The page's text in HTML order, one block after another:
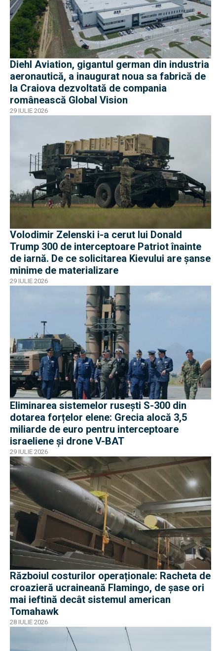
Diehl Aviation, gigantul german din industria
aeronautică, a inaugurat noua sa fabrică de
la Craiova dezvoltată de compania
românească Global Vision
29 IULIE 2026
Volodimir Zelenski i-a cerut lui Donald
Trump 300 de interceptoare Patriot înainte
de iarnă. De ce solicitarea Kievului are șanse
minime de materializare
29 IULIE 2026
Eliminarea sistemelor rusești S-300 din
dotarea forțelor elene: Grecia alocă 3,5
miliarde de euro pentru interceptoare
israeliene și drone V-BAT
29 IULIE 2026
Războiul costurilor operaționale: Racheta de
croazieră ucraineană Flamingo, de șase ori
mai ieftină decât sistemul american
Tomahawk
28 IULIE 2026